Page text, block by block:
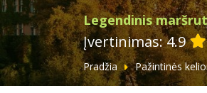
Legendinis
Įvertinimas: 4.9
Pradžia Pažintinės